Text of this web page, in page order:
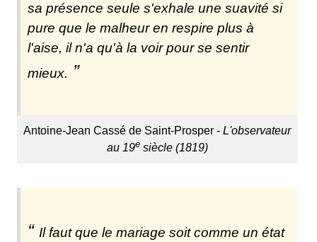
sa présence seule s'exhale une suavité si
pure que le malheur en respire plus à
l'aise, il n'a qu'à la voir pour se sentir
mieux.
Antoine-Jean Cassé de Saint-Prosper -L'observateur
au 19esiècle (1819)
Il faut que le mariage soit comme un état